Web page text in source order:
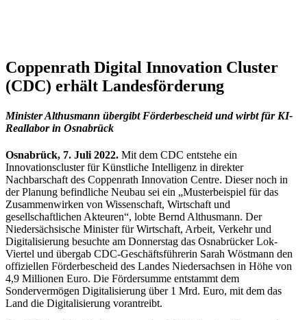
Coppenrath Digital Innovation Cluster
(CDC) erhält Landesförderung
Minister Althusmann übergibt Förderbescheid und wirbt für KI-
Reallabor in Osnabrück
Osnabrück, 7. Juli 2022. Mit dem CDC entstehe ein
Innovationscluster für Künstliche Intelligenz in direkter
Nachbarschaft des Coppenrath Innovation Centre. Dieser noch in
der Planung befindliche Neubau sei ein „Musterbeispiel für das
Zusammenwirken von Wissenschaft, Wirtschaft und
gesellschaftlichen Akteuren“, lobte Bernd Althusmann. Der
Niedersächsische Minister für Wirtschaft, Arbeit, Verkehr und
Digitalisierung besuchte am Donnerstag das Osnabrücker Lok-
Viertel und übergab CDC-Geschäftsführerin Sarah Wöstmann den
offiziellen Förderbescheid des Landes Niedersachsen in Höhe von
4,9 Millionen Euro. Die Fördersumme entstammt dem
Sondervermögen Digitalisierung über 1 Mrd. Euro, mit dem das
Land die Digitalisierung vorantreibt.